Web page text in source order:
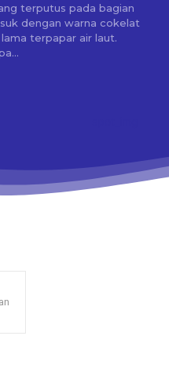
terputus pada bagian
dengan warna cokelat
terpapar air laut.